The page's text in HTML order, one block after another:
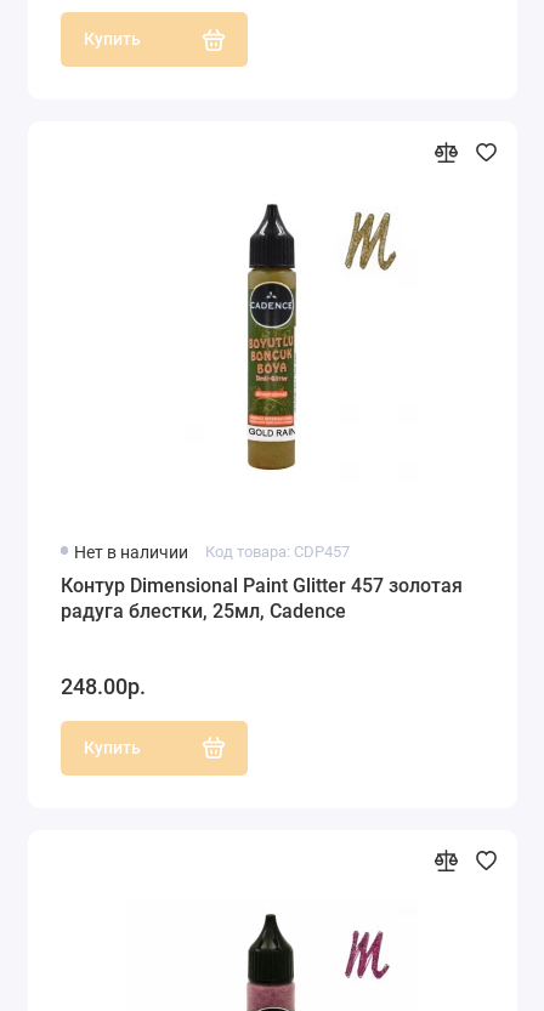
Купить
Нет в наличии Код товара: CDP457
Контур Dimensional Paint Glitter 457 золотая
радуга блестки, 25мл, Cadence
248.00р.
Купить